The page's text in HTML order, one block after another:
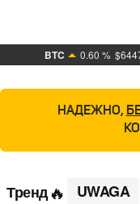
BTC 0.60 %
НАДЕЖНО,
Тренд UWAGA